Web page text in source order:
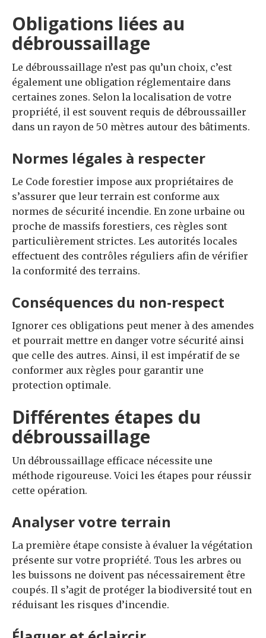
Obligations liées au
débroussaillage
Le débroussaillage n’est pas qu’un choix, c’est
également une obligation réglementaire dans
certaines zones. Selon la localisation de votre
propriété, il est souvent requis de débroussailler
dans un rayon de 50 mètres autour des bâtiments.
Normes légales à respecter
Le Code forestier impose aux propriétaires de
s’assurer que leur terrain est conforme aux
normes de sécurité incendie. En zone urbaine ou
proche de massifs forestiers, ces règles sont
particulièrement strictes. Les autorités locales
effectuent des contrôles réguliers afin de vérifier
la conformité des terrains.
Conséquences du non-respect
Ignorer ces obligations peut mener à des amendes
et pourrait mettre en danger votre sécurité ainsi
que celle des autres. Ainsi, il est impératif de se
conformer aux règles pour garantir une
protection optimale.
Différentes étapes du
débroussaillage
Un débroussaillage efficace nécessite une
méthode rigoureuse. Voici les étapes pour réussir
cette opération.
Analyser votre terrain
La première étape consiste à évaluer la végétation
présente sur votre propriété. Tous les arbres ou
les buissons ne doivent pas nécessairement être
coupés. Il s’agit de protéger la biodiversité tout en
réduisant les risques d’incendie.